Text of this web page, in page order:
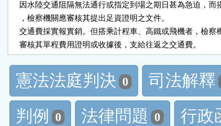
因水陸交通阻隔無法通行或指定到場之期日甚為急迫，而
    ，檢察機關應審核其提出足資證明之文件。
交通費採實報實銷。但搭乘計程車、高鐵或飛機者，檢察
    審核其單程費用證明或收據後，支給往返之交通費。
憲法法庭判決 0
司法解釋
判例
0 法律問題 0
行政